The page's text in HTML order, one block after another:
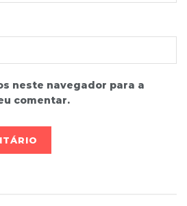
neste navegador para a
comentar.